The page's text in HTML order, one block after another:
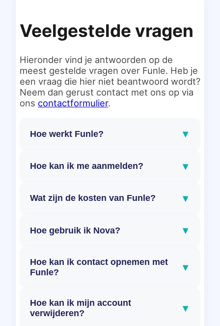
Veelgestelde vragen
Hieronder vind je antwoorden op de
meest gestelde vragen over Funle. Heb je
een vraag die hier niet beantwoord wordt?
Neem dan gerust contact met ons op via
ons contactformulier.
Hoe werkt Funle? ▾
Hoe kan ik me aanmelden? ▾
Wat zijn de kosten van Funle? ▾
Hoe gebruik ik Nova? ▾
Hoe kan ik contact opnemen met
Funle?
▾
Hoe kan ik mijn account
verwijderen?
▾